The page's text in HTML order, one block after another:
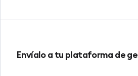
Envíalo a tu plataforma de